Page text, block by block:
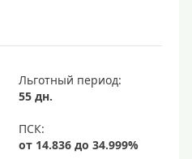
Льготный период:
55 дн.